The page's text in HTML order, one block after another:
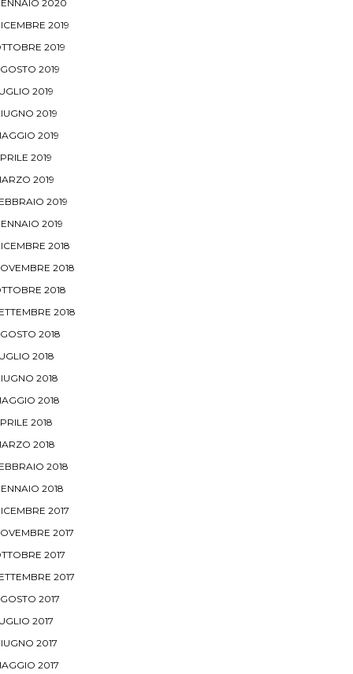
2020
2019
2019
2019
2019
2019
2019
2019
2019
2019
2019
2018
2018
2018
2018
2018
2018
2018
2018
2018
2018
2018
2018
2017
2017
2017
2017
2017
2017
2017
2017